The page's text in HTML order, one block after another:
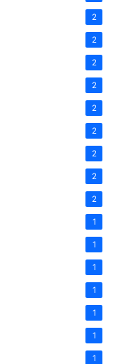
2
2
2
2
2
2
2
2
2
1
1
1
1
1
1
1